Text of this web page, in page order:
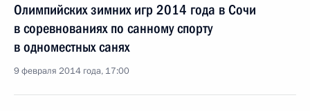
Олимпийских зимних игр 2014 года в Сочи
в соревнованиях по санному спорту
в одноместных санях
9 февраля 2014 года, 17:00